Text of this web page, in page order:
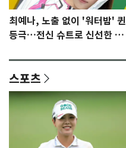
최예나, 노출 없이 '워터밤' 퀸
등극…전신 슈트로 신선한 충
스포츠